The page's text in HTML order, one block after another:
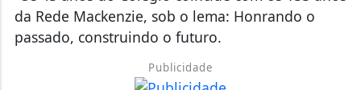
da Rede Mackenzie, sob o lema: Honrando o
passado, construindo o futuro.
Publicidade